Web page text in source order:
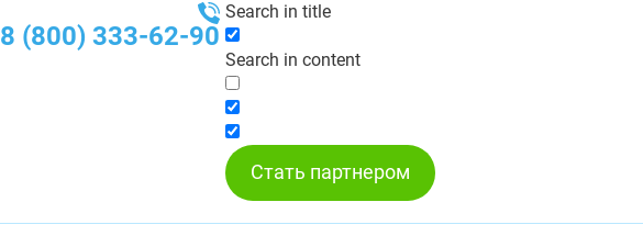
8 (800) 333-62-90
Search in title
Search in content
Стать партнером